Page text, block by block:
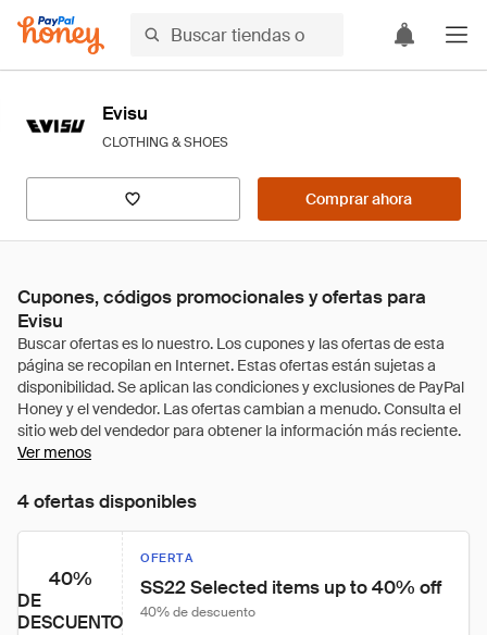
Evisu
CLOTHING & SHOES
Comprar ahora
Cupones, códigos promocionales y ofertas para
Evisu
Ver menos
4 ofertas disponibles
40%
DE
DESCUENTO
OFERTA
SS22 Selected items up to 40% off
40% de descuento